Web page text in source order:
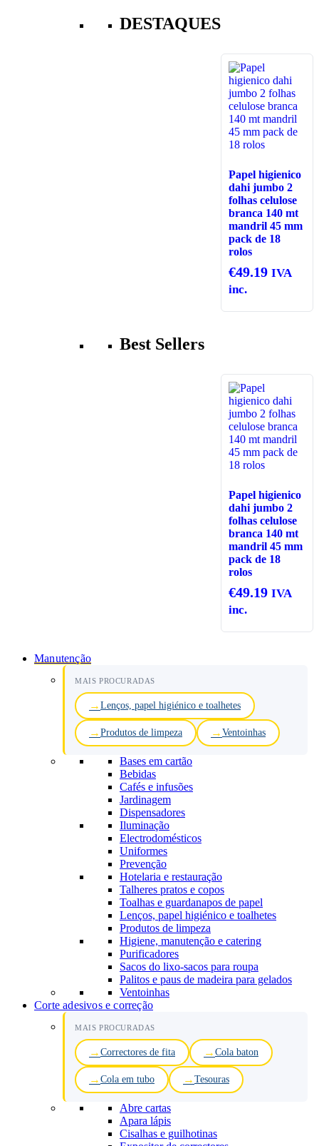
DESTAQUES
Papel higienico
dahi jumbo 2
folhas celulose
branca 140 mt
mandril 45 mm
pack de 18
rolos
€49.19 IVA
inc.
Best Sellers
Papel higienico
dahi jumbo 2
folhas celulose
branca 140 mt
mandril 45 mm
pack de 18
rolos
€49.19 IVA
inc.
Manutenção
MAIS PROCURADAS
Lenços, papel higiénico e toalhetes
Produtos de limpeza Ventoinhas
Bases em cartão
Bebidas
Cafés e infusões
Jardinagem
Dispensadores
Iluminação
Electrodomésticos
Uniformes
Prevenção
Hotelaria e restauração
Talheres pratos e copos
Toalhas e guardanapos de papel
Lenços, papel higiénico e toalhetes
Produtos de limpeza
Higiene, manutenção e catering
Purificadores
Sacos do lixo-sacos para roupa
Palitos e paus de madeira para gelados
Ventoinhas
Corte adesivos e correção
MAIS PROCURADAS
Correctores de fita Cola baton
Cola em tubo Tesouras
Abre cartas
Apara lápis
Cisalhas e guilhotinas